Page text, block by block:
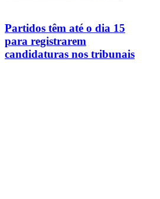
Partidos têm até o dia 15
para registrarem
candidaturas nos tribunais